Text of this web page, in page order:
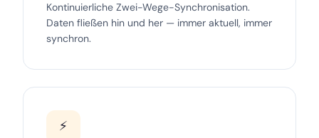
Kontinuierliche Zwei-Wege-Synchronisation.
Daten fließen hin und her — immer aktuell, immer
synchron.
⚡